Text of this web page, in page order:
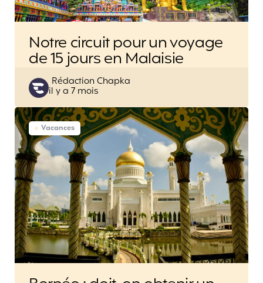
Notre circuit pour un voyage
de 15 jours en Malaisie
Posted
by
Rédaction Chapka
il y a 7 mois
Vacances